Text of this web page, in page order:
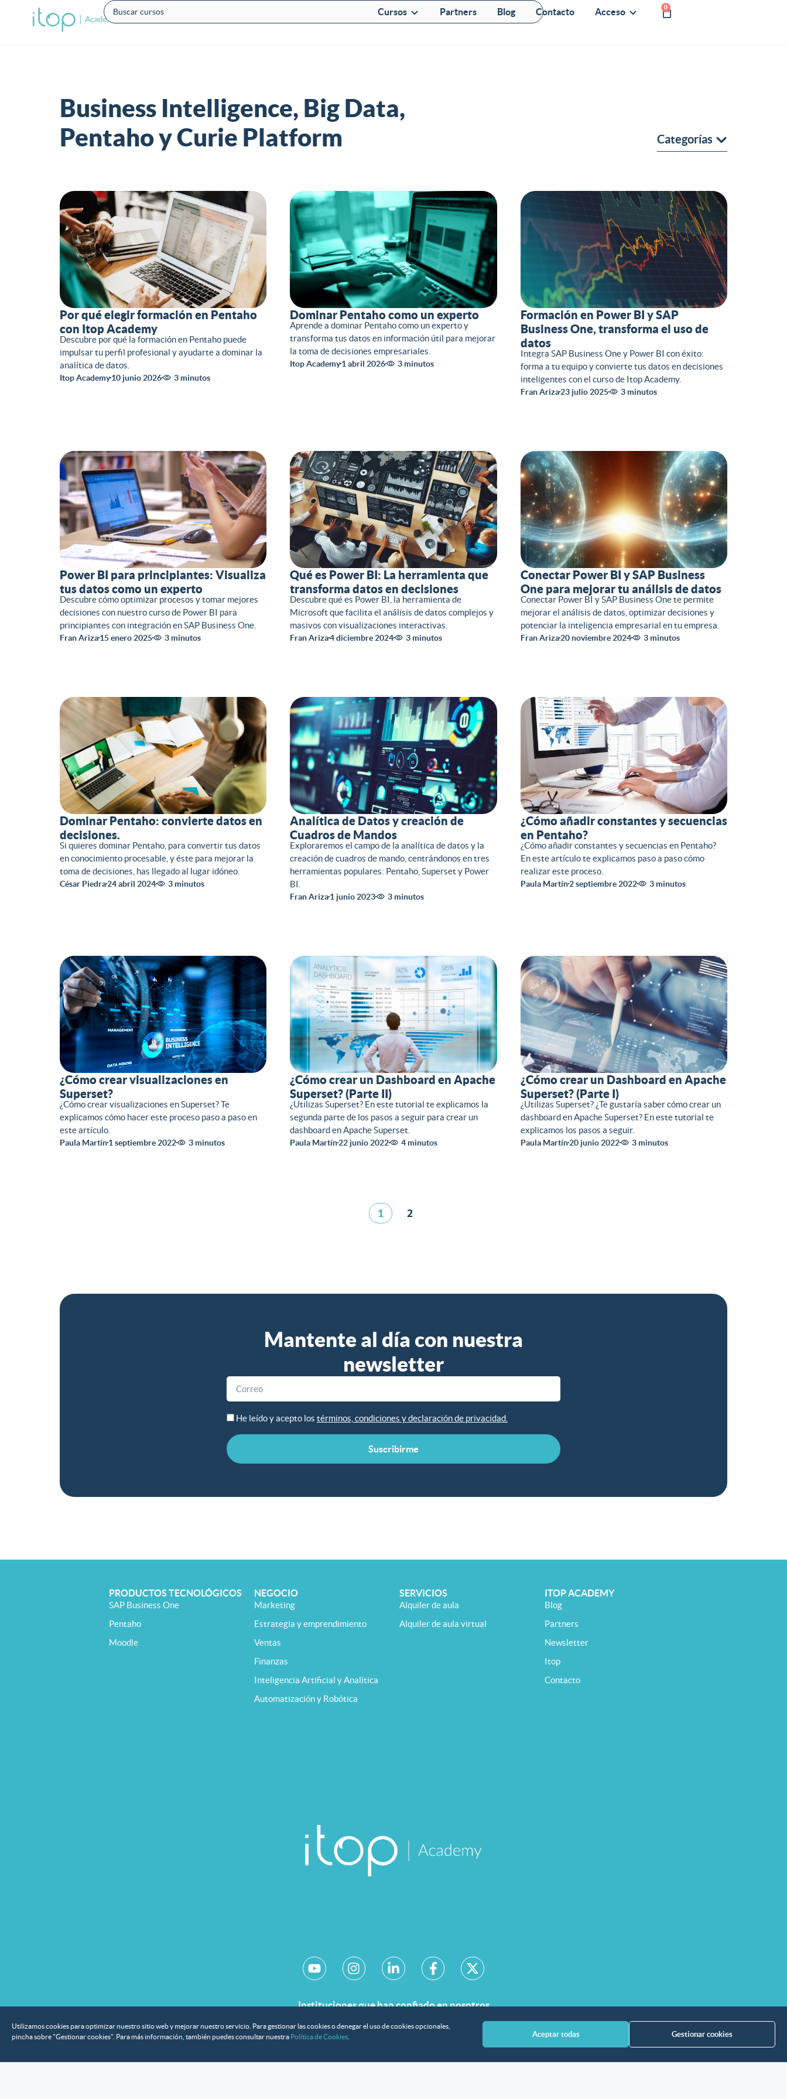
Utilizamos cookies para optimizar nuestro sitio web y mejorar nuestro servicio. Para gestionar las cookies o denegar el uso de cookies opcionales,
pincha sobre "Gestionar cookies". Para más información, también puedes consultar nuestra Política de Cookies Aceptar todas Gestionar cookies
Cursos Partners Blog Contacto Acceso 0
Business Intelligence, Big Data,
Pentaho y Curie Platform
Categorías
Por qué elegir formación en Pentaho
con Itop Academy
Descubre por qué la formación en Pentaho puede
impulsar tu perfil profesional y ayudarte a dominar la
analítica de datos.
Itop Academy10 junio 2026 3 minutos
Dominar Pentaho como un experto
Aprende a dominar Pentaho como un experto y
transforma tus datos en información útil para mejorar
la toma de decisiones empresariales.
Itop Academy1 abril 2026 3 minutos
Formación en Power BI y SAP
Business One, transforma el uso de
datos
Integra SAP Business One y Power BI con éxito:
forma a tu equipo y convierte tus datos en decisiones
inteligentes con el curso de Itop Academy.
Fran Ariza23 julio 2025 3 minutos
Power BI para principiantes: Visualiza
tus datos como un experto
Descubre cómo optimizar procesos y tomar mejores
decisiones con nuestro curso de Power BI para
principiantes con integración en SAP Business One.
Fran Ariza15 enero 2025 3 minutos
Qué es Power BI: La herramienta que
transforma datos en decisiones
Descubre qué es Power BI, la herramienta de
Microsoft que facilita el análisis de datos complejos y
masivos con visualizaciones interactivas.
Fran Ariza4 diciembre 2024 3 minutos
Conectar Power BI y SAP Business
One para mejorar tu análisis de datos
Conectar Power BI y SAP Business One te permite
mejorar el análisis de datos, optimizar decisiones y
potenciar la inteligencia empresarial en tu empresa.
Fran Ariza20 noviembre 2024 3 minutos
Dominar Pentaho: convierte datos en
decisiones.
Si quieres dominar Pentaho, para convertir tus datos
en conocimiento procesable, y éste para mejorar la
toma de decisiones, has llegado al lugar idóneo.
César Piedra24 abril 2024 3 minutos
Analítica de Datos y creación de
Cuadros de Mandos
Exploraremos el campo de la analítica de datos y la
creación de cuadros de mando, centrándonos en tres
herramientas populares: Pentaho, Superset y Power
BI.
Fran Ariza1 junio 2023 3 minutos
¿Cómo añadir constantes y secuencias
en Pentaho?
¿Cómo añadir constantes y secuencias en Pentaho?
En este artículo te explicamos paso a paso cómo
realizar este proceso.
Paula Martín2 septiembre 2022 3 minutos
¿Cómo crear visualizaciones en
Superset?
¿Cómo crear visualizaciones en Superset? Te
explicamos cómo hacer este proceso paso a paso en
este artículo.
Paula Martín1 septiembre 2022 3 minutos
¿Cómo crear un Dashboard en Apache
Superset? (Parte II)
¿Utilizas Superset? En este tutorial te explicamos la
segunda parte de los pasos a seguir para crear un
dashboard en Apache Superset.
Paula Martín22 junio 2022 4 minutos
¿Cómo crear un Dashboard en Apache
Superset? (Parte I)
¿Utilizas Superset? ¿Te gustaría saber cómo crear un
dashboard en Apache Superset? En este tutorial te
explicamos los pasos a seguir.
Paula Martín20 junio 2022 3 minutos
1 2
Mantente al día con nuestra
newsletter
He leído y acepto los términos, condiciones y declaración de privacidad.
Suscribirme
PRODUCTOS TECNOLÓGICOS
SAP Business One
Pentaho
Moodle
NEGOCIO
Marketing
Estrategia y emprendimiento
Ventas
Finanzas
Inteligencia Artificial y Analítica
Automatización y Robótica
SERVICIOS
Alquiler de aula
Alquiler de aula virtual
ITOP ACADEMY
Blog
Partners
Newsletter
Itop
Contacto
Instituciones que han confiado en nosotros